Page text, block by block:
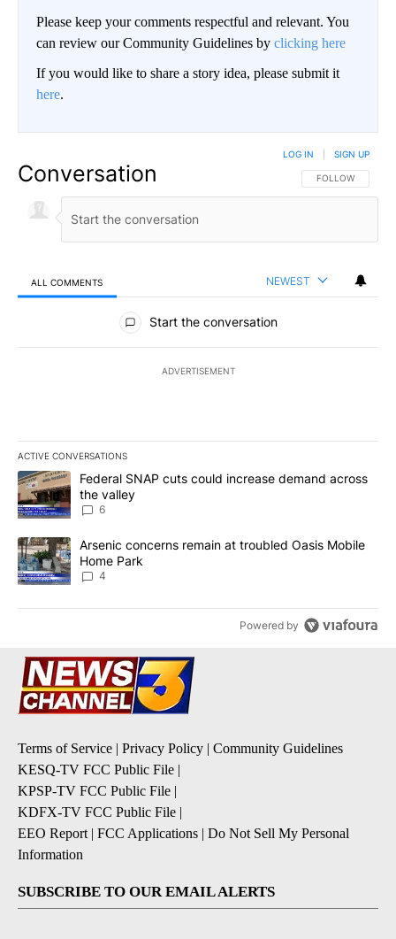
Please keep your comments respectful and relevant. You
can review our Community Guidelines by clicking here
If you would like to share a story idea, please submit it
here.
Conversation FOLLOW THIS
FOLLOW
LOG IN SIGN UP
ALL COMMENTS NEWEST
All Comments
Start the conversation
ADVERTISEMENT
ACTIVE CONVERSATIONS
The following is a list of the most commented articles in the last
A trending article titled "Federal SNAP cuts could increase
Federal SNAP cuts could increase demand across
the valley
6
A trending article titled "Arsenic concerns remain at troubled
Arsenic concerns remain at troubled Oasis Mobile
Home Park
4
Powered by
Terms of Service | Privacy Policy | Community Guidelines
KESQ-TV FCC Public File |
KPSP-TV FCC Public File |
KDFX-TV FCC Public File |
EEO Report | FCC Applications | Do Not Sell My Personal
Information
SUBSCRIBE TO OUR EMAIL ALERTS